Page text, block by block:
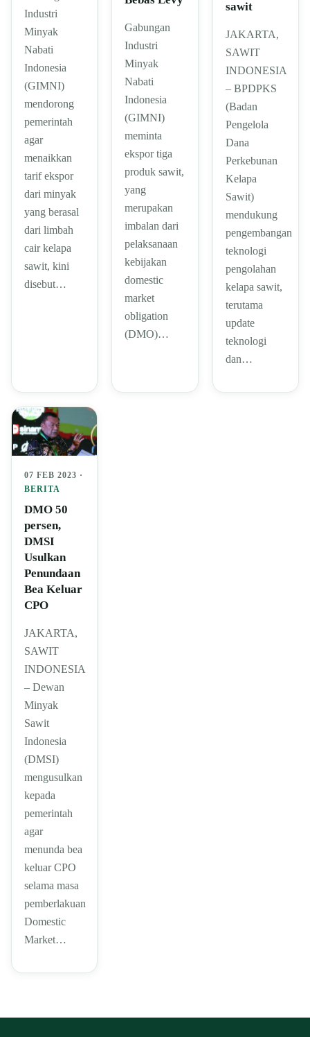
Industri
Minyak
Nabati
Indonesia
(GIMNI)
mendorong
pemerintah
agar
menaikkan
tarif ekspor
dari minyak
yang berasal
dari limbah
cair kelapa
sawit, kini
disebut…
Gabungan
Industri
Minyak
Nabati
Indonesia
(GIMNI)
meminta
ekspor tiga
produk sawit,
yang
merupakan
imbalan dari
pelaksanaan
kebijakan
domestic
market
obligation
(DMO)…
sawit
JAKARTA,
SAWIT
INDONESIA
– BPDPKS
(Badan
Pengelola
Dana
Perkebunan
Kelapa
Sawit)
mendukung
pengembangan
teknologi
pengolahan
kelapa sawit,
terutama
update
teknologi
dan…
07 FEB 2023 ·
BERITA
DMO 50
persen,
DMSI
Usulkan
Penundaan
Bea Keluar
CPO
JAKARTA,
SAWIT
INDONESIA
– Dewan
Minyak
Sawit
Indonesia
(DMSI)
mengusulkan
kepada
pemerintah
agar
menunda bea
keluar CPO
selama masa
pemberlakuan
Domestic
Market…